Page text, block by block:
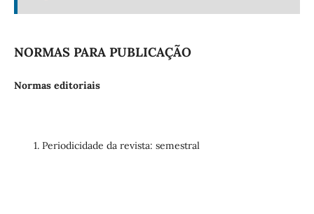
NORMAS PARA PUBLICAÇÃO
Normas editoriais
Periodicidade da revista: semestral